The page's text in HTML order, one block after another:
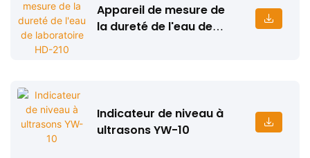
Appareil de mesure de
la dureté de l'eau de
Indicateur de niveau à
ultrasons YW-10